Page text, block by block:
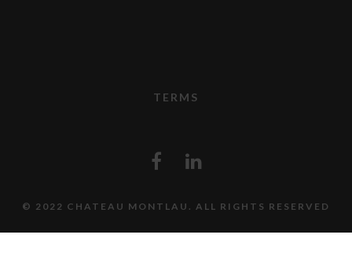
TERMS
© 2022 CHATEAU MONTLAU. ALL RIGHTS RESERVED